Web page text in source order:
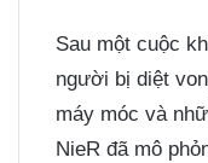
Sau một cuộc
người bị diệt
máy móc và
NieR đã mô